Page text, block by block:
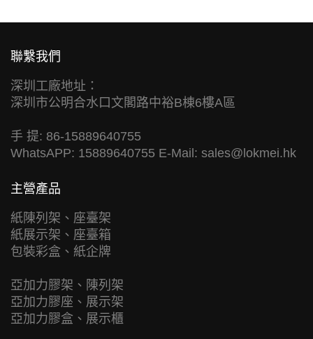
聯繫我們
深圳工廠地址：
深圳市公明合水口文閣路中裕B棟6樓A區
手 提: 86-15889640755
WhatsAPP: 15889640755 E-Mail: sales@lokmei.hk
主營產品
紙陳列架、座臺架
紙展示架、座臺箱
包裝彩盒、紙企牌
亞加力膠架、陳列架
亞加力膠座、展示架
亞加力膠盒、展示櫃